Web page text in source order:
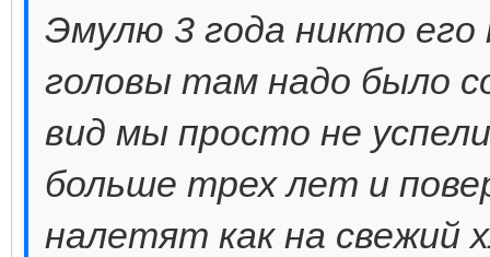
Эмулю 3 года никто
головы там надо было
вид мы просто не
больше трех лет и
налетят как на свежий